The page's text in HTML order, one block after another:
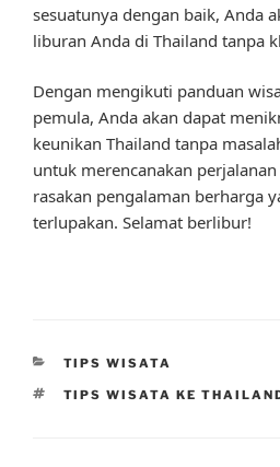
sesuatunya dengan baik, Anda
liburan Anda di Thailand tanpa
Dengan mengikuti panduan
pemula, Anda akan dapat
keunikan Thailand tanpa
untuk merencanakan
rasakan pengalaman berharga
terlupakan. Selamat berlibur!
CATEGORIES
TIPS WISATA
TAGS
TIPS WISATA KE